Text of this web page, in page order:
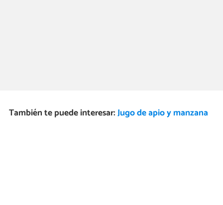
También te puede interesar:Jugo de apio y manzana